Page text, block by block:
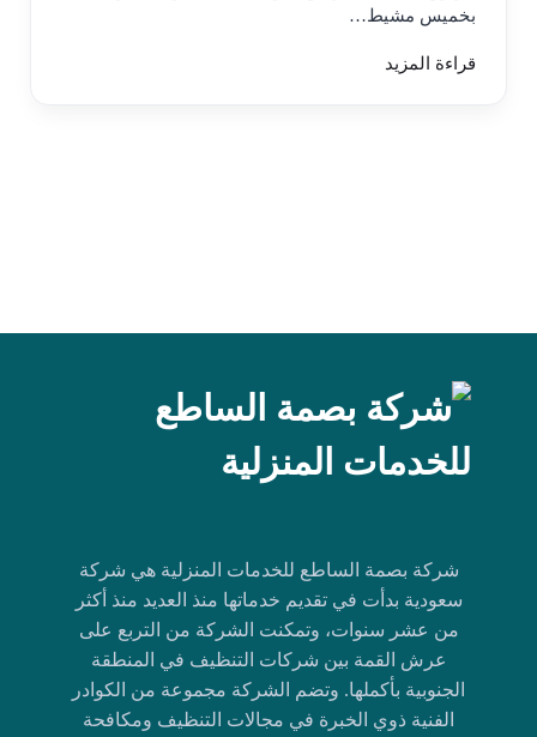
بخميس مشيط…
قراءة المزيد
شركة بصمة الساطع للخدمات المنزلية هي شركة
سعودية بدأت في تقديم خدماتها منذ العديد منذ أكثر
من عشر سنوات، وتمكنت الشركة من التربع على
عرش القمة بين شركات التنظيف في المنطقة
الجنوبية بأكملها. وتضم الشركة مجموعة من الكوادر
الفنية ذوي الخبرة في مجالات التنظيف ومكافحة